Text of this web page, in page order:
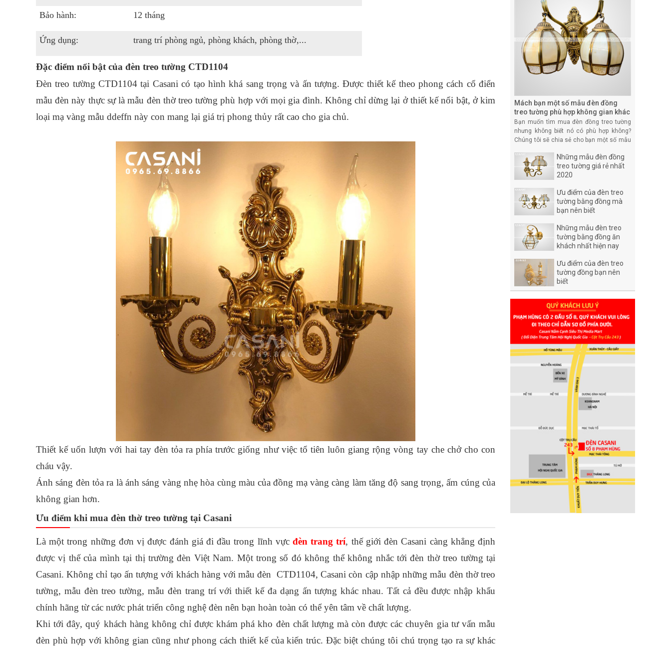
Bảo hành: 12 tháng
Ứng dụng: trang trí phòng ngủ, phòng khách, phòng thờ,...
Đặc điểm nổi bật của đèn treo tường CTD1104
Đèn treo tường CTD1104 tại Casani có tạo hình khá sang trọng và ấn tượng. Được thiết kế theo phong cách cổ điển
mẫu đèn này thực sự là mẫu đèn thờ treo tường phù hợp với mọi gia đình. Không chỉ dừng lại ở thiết kế nổi bật, ở kim
loại mạ vàng mẫu ddeffn này con mang lại giá trị phong thủy rất cao cho gia chủ.
Thiết kế uốn lượn với hai tay đèn tỏa ra phía trước giống như việc tổ tiên luôn giang rộng vòng tay che chở cho con
cháu vậy.
Ánh sáng đèn tỏa ra là ánh sáng vàng nhẹ hòa cùng màu của đồng mạ vàng càng làm tăng độ sang trọng, ấm cúng của
không gian hơn.
Ưu điểm khi mua đèn thờ treo tường tại Casani
Là một trong những đơn vị được đánh giá đi đầu trong lĩnh vực đèn trang trí, thế giới đèn Casani càng khẳng định
được vị thế của mình tại thị trường đèn Việt Nam. Một trong số đó không thể không nhắc tới đèn thờ treo tường tại
Casani. Không chỉ tạo ấn tượng với khách hàng với mẫu đèn  CTD1104, Casani còn cập nhập những mẫu đèn thờ treo
tường, mẫu đèn treo tường, mẫu đèn trang trí với thiết kế đa dạng ấn tượng khác nhau. Tất cả đều được nhập khẩu
chính hãng từ các nước phát triển công nghệ đèn nên bạn hoàn toàn có thể yên tâm về chất lượng.
Khi tới đây, quý khách hàng không chỉ được khám phá kho đèn chất lượng mà còn được các chuyên gia tư vấn mẫu
đèn phù hợp với không gian cũng như phong cách thiết kế của kiến trúc. Đặc biệt chúng tôi chú trọng tạo ra sự khác
Mách bạn một số mẫu đèn đồng
treo tường phù hợp không gian khác
nhau
Bạn muốn tìm mua đèn đồng treo tường
nhưng không biết nó có phù hợp không?
Chúng tôi sẽ chia sẻ cho bạn một số mẫu
khác nhau.
Những mẫu đèn đồng
treo tường giá rẻ nhất
2020
Ưu điểm của đèn treo
tường bằng đồng mà
bạn nên biết
Những mẫu đèn treo
tường bằng đồng ăn
khách nhất hiện nay
Ưu điểm của đèn treo
tường đồng bạn nên
biết